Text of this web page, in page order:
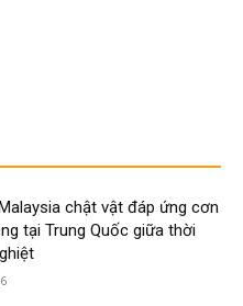
chật vật đáp ứng cơn
tại Trung Quốc giữa thời